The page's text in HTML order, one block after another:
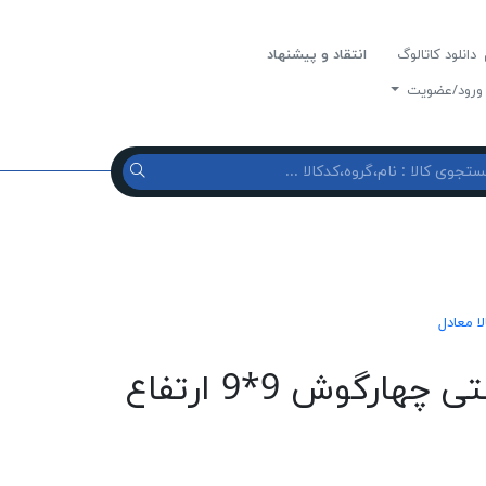
دانلود کاتالوگ
انتقاد و پیشنهاد
عضویت
معادل
پروانه ماینس 32/5 سانتی چهارگوش 9*9 ارتفاع